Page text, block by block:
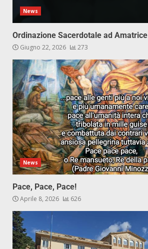
News
Ordinazione Sacerdotale ad Amatrice
Giugno 22, 2026 273
News
Pace, Pace, Pace!
Aprile 8, 2026 626